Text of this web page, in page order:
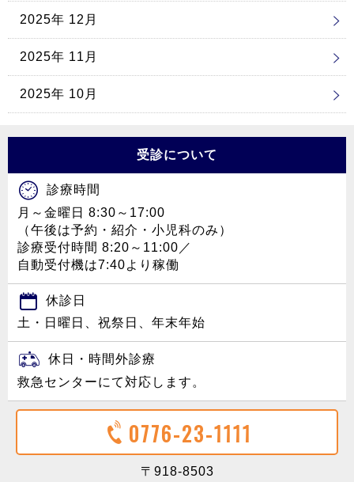
2025年 12月
2025年 11月
2025年 10月
受診について
診療時間
月～金曜日 8:30～17:00
（午後は予約・紹介・小児科のみ）
診療受付時間 8:20～11:00／
自動受付機は7:40より稼働
休診日
土・日曜日、祝祭日、年末年始
休日・時間外診療
救急センターにて対応します。
0776-23-1111
〒918-8503